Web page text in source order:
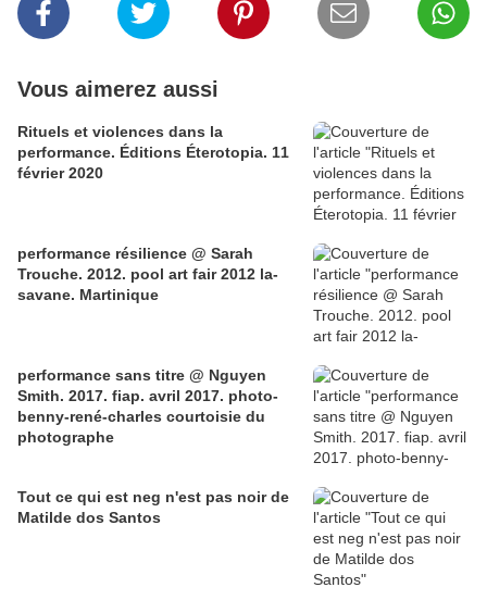
Vous aimerez aussi
Rituels et violences dans la
performance. Éditions Éterotopia. 11
février 2020
performance résilience @ Sarah
Trouche. 2012. pool art fair 2012 la-
savane. Martinique
performance sans titre @ Nguyen
Smith. 2017. fiap. avril 2017. photo-
benny-rené-charles courtoisie du
photographe
Tout ce qui est neg n'est pas noir de
Matilde dos Santos